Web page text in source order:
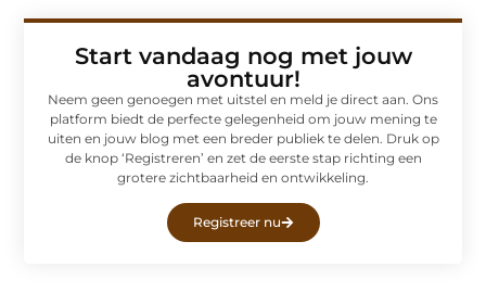
Start vandaag nog met jouw
avontuur!
Neem geen genoegen met uitstel en meld je direct aan. Ons
platform biedt de perfecte gelegenheid om jouw mening te
uiten en jouw blog met een breder publiek te delen. Druk op
de knop ‘Registreren’ en zet de eerste stap richting een
grotere zichtbaarheid en ontwikkeling.
Registreer nu